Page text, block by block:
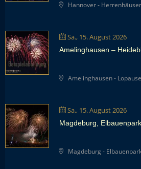
Hannover -
Sa., 15. August 2026
Amelinghausen –
Amelinghausen -
Sa., 15. August 2026
Magdeburg,
Magdeburg -